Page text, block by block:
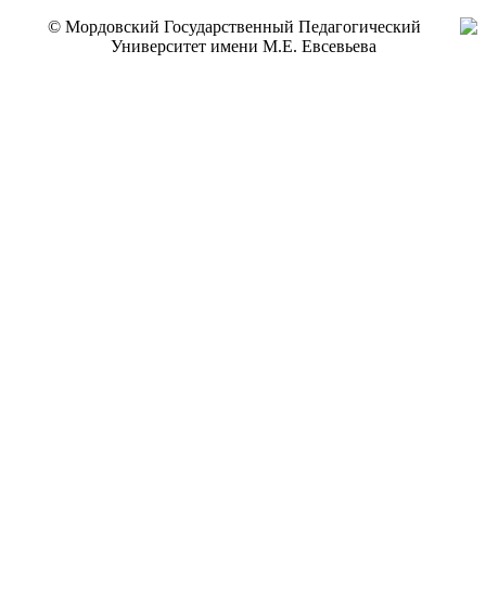
© Мордовский Государственный Педагогический
Университет имени М.Е. Евсевьева